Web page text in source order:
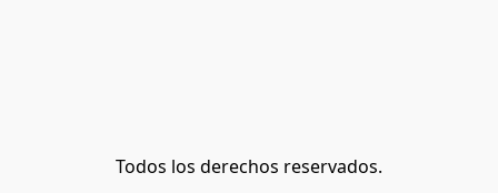
Todos los derechos reservados.